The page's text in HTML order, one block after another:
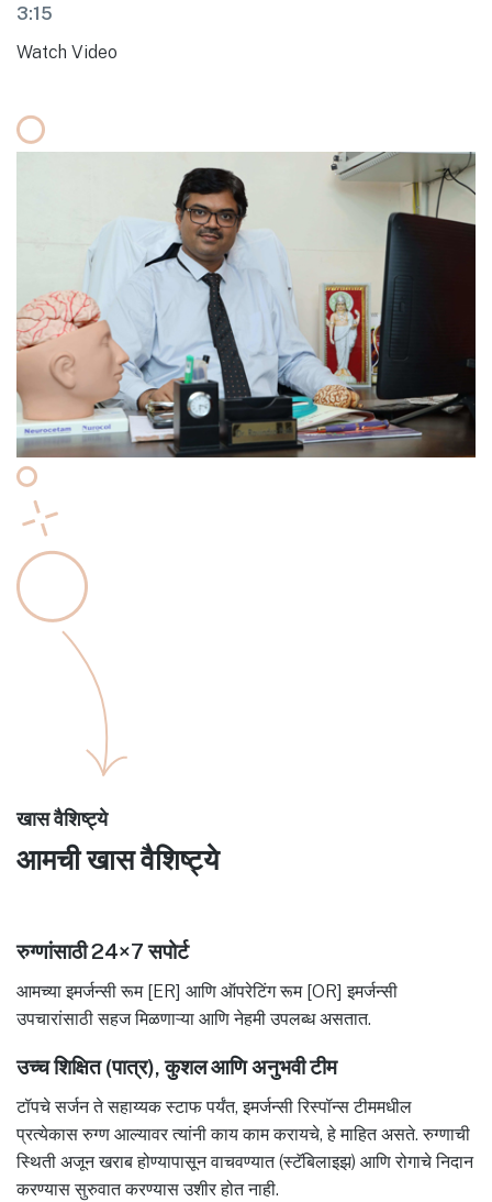
3:15
Watch Video
खास वैशिष्ट्ये
आमची खास वैशिष्ट्ये
रुग्णांसाठी 24×7 सपोर्ट
आमच्या इमर्जन्सी रूम [ER] आणि ऑपरेटिंग रूम [OR] इमर्जन्सी
उपचारांसाठी सहज मिळणाऱ्या आणि नेहमी उपलब्ध असतात.
उच्च शिक्षित (पात्र), कुशल आणि अनुभवी टीम
टॉपचे सर्जन ते सहाय्यक स्टाफ पर्यंत, इमर्जन्सी रिस्पॉन्स टीममधील
प्रत्येकास रुग्ण आल्यावर त्यांनी काय काम करायचे, हे माहित असते. रुग्णाची
स्थिती अजून खराब होण्यापासून वाचवण्यात (स्टॅबिलाइझ) आणि रोगाचे निदान
करण्यास सुरुवात करण्यास उशीर होत नाही.